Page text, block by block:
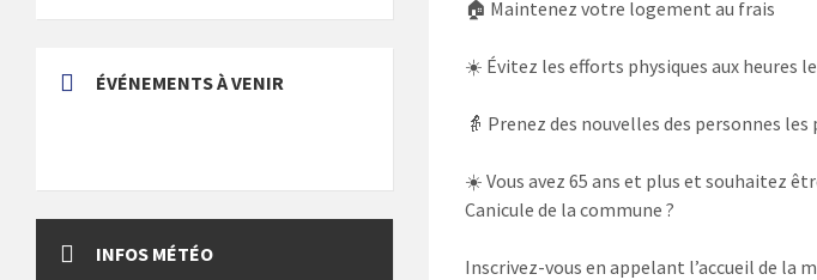
🏠 Maintenez votre logement au frais
☀️ Évitez les efforts physiques aux heures
👵 Prenez des nouvelles des personnes
☀️ Vous avez 65 ans et plus et souhaitez
Canicule de la commune ?
Inscrivez-vous en appelant l’accueil de la
ÉVÉNEMENTS À VENIR
INFOS MÉTÉO